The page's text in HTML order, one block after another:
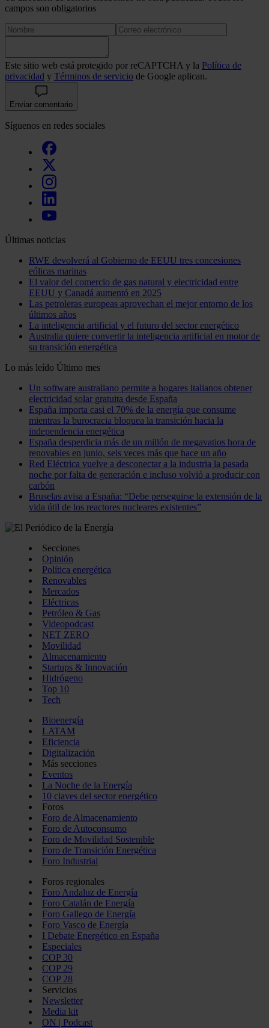
campos son obligatorios
Este sitio web está protegido por reCAPTCHA y la Política de
privacidad y Términos de servicio de Google aplican.
Enviar comentario
Síguenos en redes sociales
Últimas noticias
RWE devolverá al Gobierno de EEUU tres concesiones
eólicas marinas
El valor del comercio de gas natural y electricidad entre
EEUU y Canadá aumentó en 2025
Las petroleras europeas aprovechan el mejor entorno de los
últimos años
La inteligencia artificial y el futuro del sector energético
Australia quiere convertir la inteligencia artificial en motor de
su transición energética
Lo más leído Último mes
Un software australiano permite a hogares italianos obtener
electricidad solar gratuita desde España
España importa casi el 70% de la energía que consume
mientras la burocracia bloquea la transición hacia la
independencia energética
España desperdicia más de un millón de megavatios hora de
renovables en junio, seis veces más que hace un año
Red Eléctrica vuelve a desconectar a la industria la pasada
noche por falta de generación e incluso volvió a producir con
carbón
Bruselas avisa a España: “Debe perseguirse la extensión de la
vida útil de los reactores nucleares existentes”
Secciones
Opinión
Política energética
Renovables
Mercados
Eléctricas
Petróleo & Gas
Videopodcast
NET ZERO
Movilidad
Almacenamiento
Startups & Innovación
Hidrógeno
Top 10
Tech
Bioenergía
LATAM
Eficiencia
Digitalización
Más secciones
Eventos
La Noche de la Energía
10 claves del sector energético
Foros
Foro de Almacenamiento
Foro de Autoconsumo
Foro de Movilidad Sostenible
Foro de Transición Energética
Foro Industrial
Foros regionales
Foro Andaluz de Energía
Foro Catalán de Energía
Foro Gallego de Energía
Foro Vasco de Energía
I Debate Energético en España
Especiales
COP 30
COP 29
COP 28
Servicios
Newsletter
Media kit
ON | Podcast